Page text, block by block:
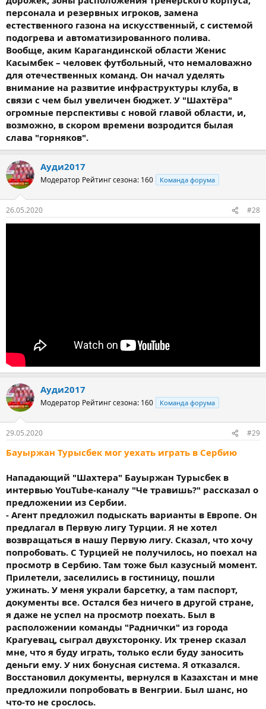
персонала и резервных игроков, замена
естественного газона на искусственный, с системой
подогрева и автоматизированного полива.
Вообще, аким Карагандинской области Женис
Касымбек – человек футбольный, что немаловажно
для отечественных команд. Он начал уделять
внимание на развитие инфраструктуры клуба, в
связи с чем был увеличен бюджет. У "Шахтёра"
огромные перспективы с новой главой области, и,
возможно, в скором времени возродится былая
слава "горняков".
Ауди2017
Модератор Рейтинг сезона: 160 Команда форума
26.05.2020 #28
Ауди2017
Модератор Рейтинг сезона: 160 Команда форума
29.05.2020 #29
Бауыржан Турысбек мог уехать играть в Сербию
Нападающий "Шахтера" Бауыржан Турысбек в
интервью YouTube-каналу "Че травишь?" рассказал о
предложении из Сербии.
- Агент предложил подыскать варианты в Европе. Он
предлагал в Первую лигу Турции. Я не хотел
возвращаться в нашу Первую лигу. Сказал, что хочу
попробовать. С Турцией не получилось, но поехал на
просмотр в Сербию. Там тоже был казусный момент.
Прилетели, заселились в гостиницу, пошли
ужинать. У меня украли барсетку, а там паспорт,
документы все. Остался без ничего в другой стране,
я даже не успел на просмотр поехать. Был в
расположении команды "Раднички" из города
Крагуевац, сыграл двухсторонку. Их тренер сказал
мне, что я буду играть, только если буду заносить
деньги ему. У них бонусная система. Я отказался.
Восстановил документы, вернулся в Казахстан и мне
предложили попробовать в Венгрии. Был шанс, но
что-то не срослось.